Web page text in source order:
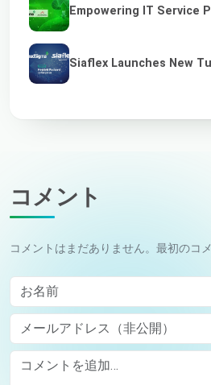
Empowering IT Service
Siaflex Launches New
コメント
コメントはまだありません。最初のコ
お名前
メールアドレス（非公開）
Comment